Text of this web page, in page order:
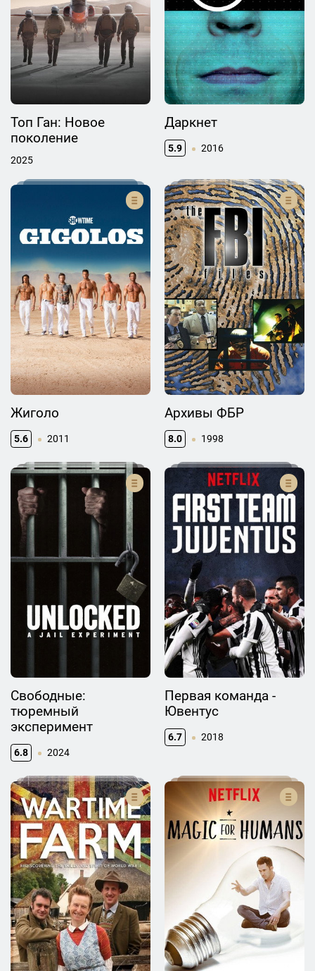
Топ Ган: Новое
поколение
2025
Даркнет
5.9 2016
Жиголо
5.6 2011
Архивы ФБР
8.0 1998
Свободные:
тюремный
эксперимент
6.8 2024
Первая команда -
Ювентус
6.7 2018